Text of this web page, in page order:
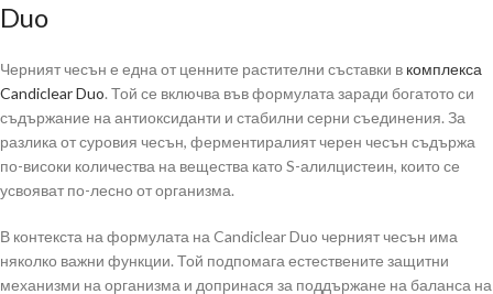
Duo
Черният чесън е една от ценните растителни съставки в комплекса
Candiclear Duo. Той се включва във формулата заради богатото си
съдържание на антиоксиданти и стабилни серни съединения. За
разлика от суровия чесън, ферментиралият черен чесън съдържа
по-високи количества на вещества като S-алилцистеин, които се
усвояват по-лесно от организма.
В контекста на формулата на Candiclear Duo черният чесън има
няколко важни функции. Той подпомага естествените защитни
механизми на организма и допринася за поддържане на баланса на